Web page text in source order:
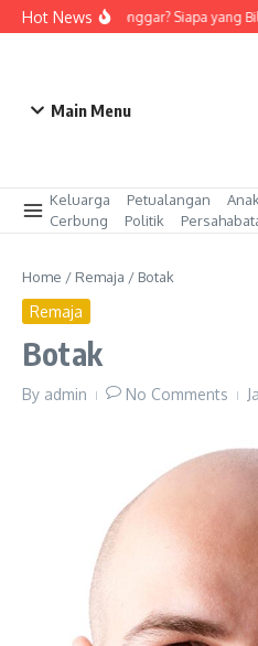
Skip to content
Hot NewsRohis Longgar? Siapa yang
Main Menu
Keluarga Petualangan Anak
Cerbung
Politik
Home / Remaja / Botak
Remaja
Botak
By admin No Comments